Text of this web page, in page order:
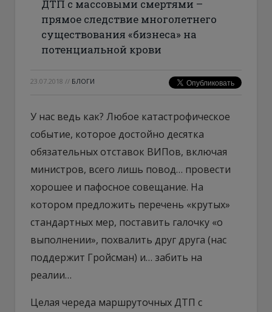
ДТП с массовыми смертями –
прямое следствие многолетнего
существования «бизнеса» на
потенциальной крови
23.07.2018 // БЛОГИ
У нас ведь как? Любое катастрофическое
событие, которое достойно десятка
обязательных отставок ВИПов, включая
министров, всего лишь повод… провести
хорошее и пафосное совещание. На
котором предложить перечень «крутых»
стандартных мер, поставить галочку «о
выполнении», похвалить друг друга (нас
поддержит Гройсман) и… забить на
реалии…
Целая череда маршруточных ДТП с